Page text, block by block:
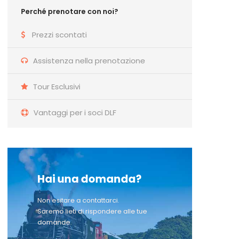
Perché prenotare con noi?
Prezzi scontati
Assistenza nella prenotazione
Tour Esclusivi
Vantaggi per i soci DLF
Hai una domanda?
Non esitare a contattarci.
Saremo lieti di rispondere alle tue
domande.